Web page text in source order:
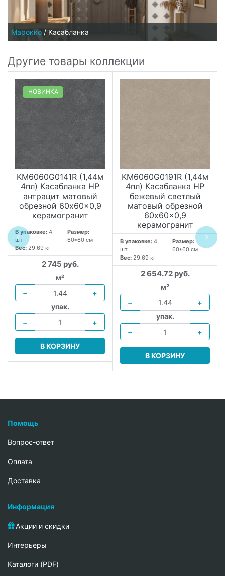
Марокко / Касабланка
Другие товары коллекции
НОВИНКА
KM6060G0141R (1,44м
4пл) Касабланка HP
антрацит матовый
обрезной 60x60x0,9
керамогранит
В упаковке: 4
шт
Размер:
60*60 см
Вес: 29.69 кг
2 745 руб.
м²
−
+
упак.
−
+
В КОРЗИНУ
KM6060G0191R (1,44м
4пл) Касабланка HP
бежевый светлый
матовый обрезной
60x60x0,9
керамогранит
В упаковке: 4
шт
Размер:
60*60 см
Вес: 29.69 кг
2 654.72 руб.
м²
−
+
упак.
−
+
В КОРЗИНУ
Помощь
Вопрос-ответ
Oплата
Доставка
Информация
Акции и скидки
Интерьеры
Каталоги (PDF)